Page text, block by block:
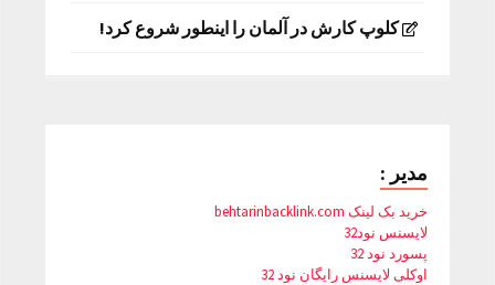
کلوپ کارش در آلمان را اینطور شروع کرد!
مدیر :
خرید بک لینک behtarinbacklink.com
لایسنس نود32
پسورد نود 32
اوکلی لایسنس رایگان نود 32